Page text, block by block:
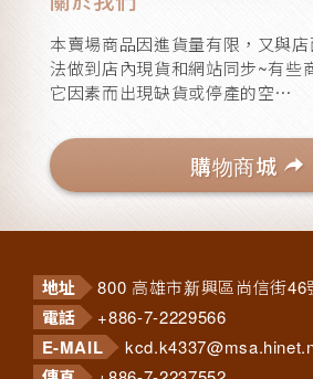
洗車清潔工具/用品
小改裝用品166
行車紀錄器/測速器
本賣場商品因進貨量有限，又與
法做到店內現貨和網站同步~有些
它因素而出現缺貨或停產的空⋯
購物商城
地址 800 高雄市新興區尚信街46
電話 +886-7-2229566
E-MAIL